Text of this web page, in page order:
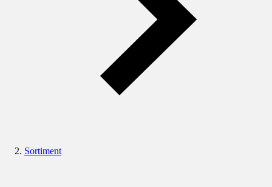
Sortiment